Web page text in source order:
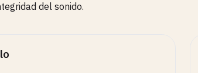
del sonido.